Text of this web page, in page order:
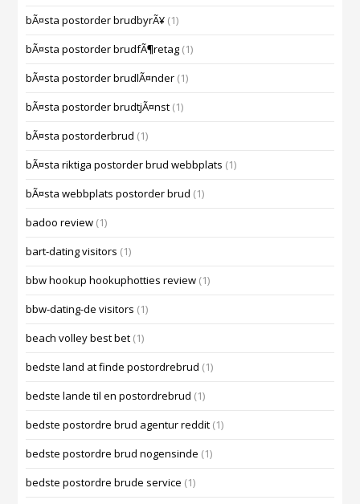
bÃ¤sta postorder brudbyrÃ¥ (1)
bÃ¤sta postorder brudfÃ¶retag (1)
bÃ¤sta postorder brudlÃ¤nder (1)
bÃ¤sta postorder brudtjÃ¤nst (1)
bÃ¤sta postorderbrud (1)
bÃ¤sta riktiga postorder brud webbplats (1)
bÃ¤sta webbplats postorder brud (1)
badoo review (1)
bart-dating visitors (1)
bbw hookup hookuphotties review (1)
bbw-dating-de visitors (1)
beach volley best bet (1)
bedste land at finde postordrebrud (1)
bedste lande til en postordrebrud (1)
bedste postordre brud agentur reddit (1)
bedste postordre brud nogensinde (1)
bedste postordre brude service (1)